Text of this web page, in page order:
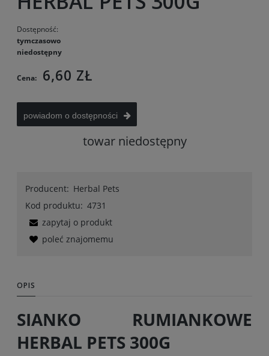
Dostępność:
tymczasowo
niedostępny
Cena: 6,60 ZŁ
powiadom o dostępności
towar niedostępny
Producent: Herbal Pets
Kod produktu: 4731
zapytaj o produkt
poleć znajomemu
OPIS
SIANKO RUMIANKOWE
HERBAL PETS 300G